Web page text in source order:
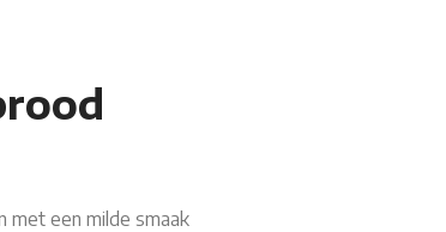
met een milde smaak